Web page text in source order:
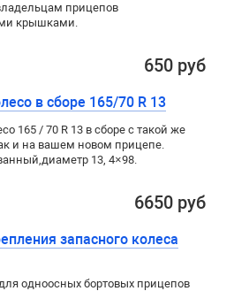
прицепов
крышками.
650 руб
в сборе 165/70 R 13
165 / 70 R 13 в сборе с такой же
и на вашем новом прицепе.
,диаметр 13, 4×98.
6650 руб
запасного колеса
одноосных бортовых прицепов